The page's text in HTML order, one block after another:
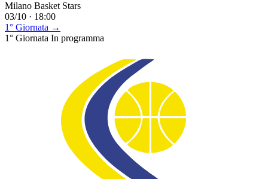
Milano Basket Stars
03/10 · 18:00
1° Giornata →
1° Giornata In programma